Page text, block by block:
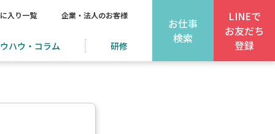
入り一覧 企業・法人のお客様
ハウ・コラム 研修
お仕事
検索
LINEで
お友だち
登録